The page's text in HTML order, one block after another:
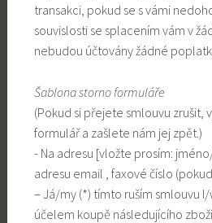
transakci, pokud se s vámi
souvislosti se splacením vám v
nebudou účtovány žádné
Šablona storno formuláře
(Pokud si přejete smlouvu
formulář a zašlete nám jej zpět.)
- Na adresu [vložte prosím:
adresu email , faxové číslo
– Já/my (*) tímto ruším smlouvu
účelem koupě následujícího